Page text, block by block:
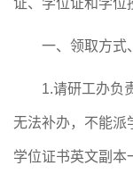
证、学位证和学位
一、领取方式
1.请研工办负
无法补办，不能派
学位证书英文副本